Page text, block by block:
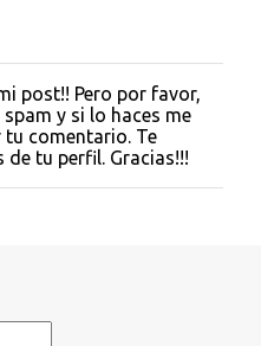
post!! Pero por favor,
y si lo haces me
tu comentario. Te
tu perfil. Gracias!!!